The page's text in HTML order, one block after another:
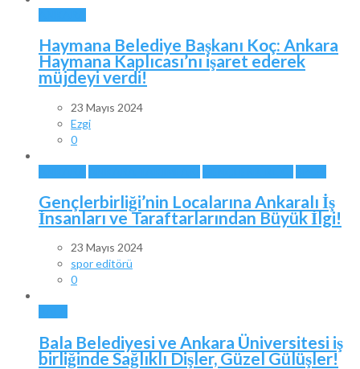
Haymana Belediye Başkanı Koç: Ankara
Haymana Kaplıcası’nı işaret ederek
müjdeyi verdi!
23 Mayıs 2024
Ezgi
0
Gençlerbirliği’nin Localarına Ankaralı İş
İnsanları ve Taraftarlarından Büyük İlgi!
23 Mayıs 2024
spor editörü
0
Bala Belediyesi ve Ankara Üniversitesi iş
birliğinde Sağlıklı Dişler, Güzel Gülüşler!